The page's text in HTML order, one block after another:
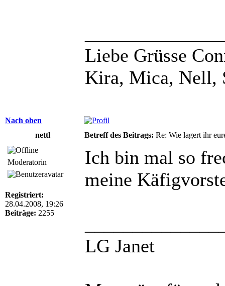
Liebe Grüsse
Kira, Mica, Nell,
Nach oben
nettl
Betreff des Beitrags: Re: Wie lagert ihr
Moderatorin
Registriert:
28.04.2008, 19:26
Beiträge: 2255
Ich bin mal so
meine
LG Janet